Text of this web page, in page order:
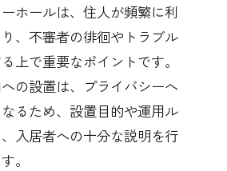
ホールは、住人が頻繁に利
、不審者の徘徊やトラブル
上で重要なポイントです。
の設置は、プライバシーへ
るため、設置目的や運用ル
入居者への十分な説明を行
。